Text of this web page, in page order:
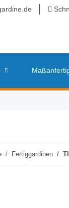
Fertiggardinen